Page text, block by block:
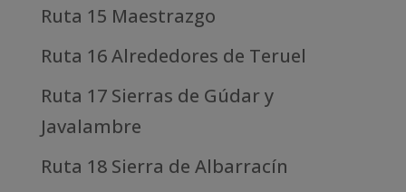
Ruta 15 Maestrazgo
Ruta 16 Alrededores de Teruel
Ruta 17 Sierras de Gúdar y
Javalambre
Ruta 18 Sierra de Albarracín